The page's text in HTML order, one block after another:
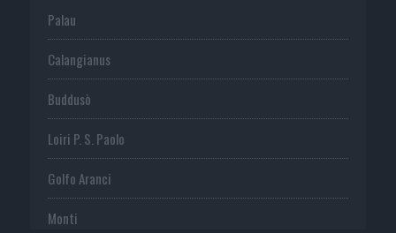
Palau
Calangianus
Buddusò
Loiri P. S. Paolo
Golfo Aranci
Monti